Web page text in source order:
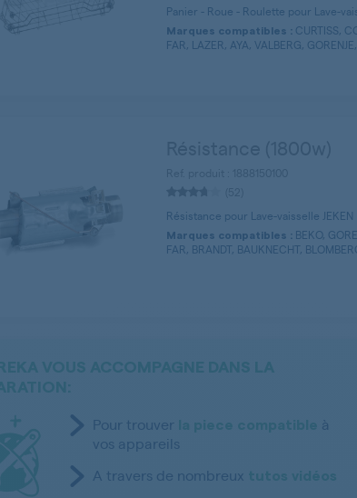
Panier - Roue - Roulette pour Lave-
Marques compatibles : CURTISS,
FAR, LAZER, AYA, VALBERG,
Résistance pour Lave-vaisselle JEKEN
Marques compatibles : BEKO,
FAR, BRANDT, BAUKNECHT,
Pour trouver
à
vos appareils
A travers de nombreux